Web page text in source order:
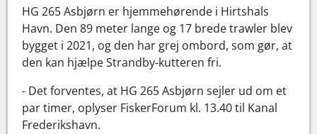
HG 265 Asbjørn er hjemmehørende i Hirtshals
Havn. Den 89 meter lange og 17 brede trawler blev
bygget i 2021, og den har grej ombord, som gør, at
den kan hjælpe Strandby-kutteren fri.
- Det forventes, at HG 265 Asbjørn sejler ud om et
par timer, oplyser FiskerForum kl. 13.40 til Kanal
Frederikshavn.